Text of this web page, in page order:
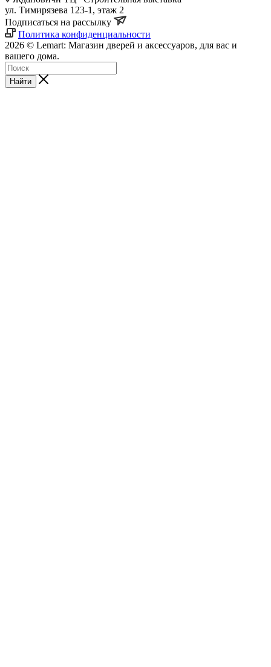
ул. Тимирязева 123-1, этаж 2
Подписаться на рассылку
Политика конфиденциальности
2026 © Lemart: Магазин дверей и аксессуаров, для вас и
вашего дома.
Найти